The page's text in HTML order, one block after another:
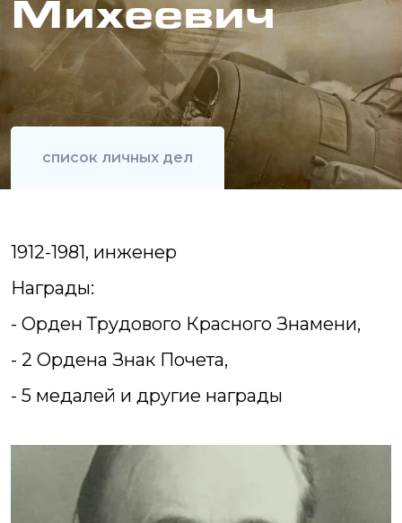
Михеевич
список личных дел
1912-1981, инженер
Награды:
- Орден Трудового Красного Знамени,
- 2 Ордена Знак Почета,
- 5 медалей и другие награды